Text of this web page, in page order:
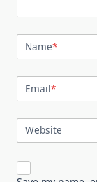
Name*
Email*
Website